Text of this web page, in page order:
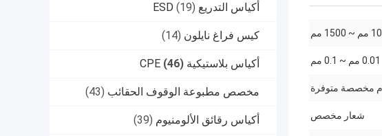
أكياس التدريع ESD (19)
كيس فراغ نايلون (14)
أكياس بلاستيكية CPE (46)
مخصص مطبوعة الوقوف الحقائب (43)
أكياس رقائق الألومنيوم (39)
10 مم ~ 1500 مم
0.01 مم ~ 0.1 مم
شعار مخصص